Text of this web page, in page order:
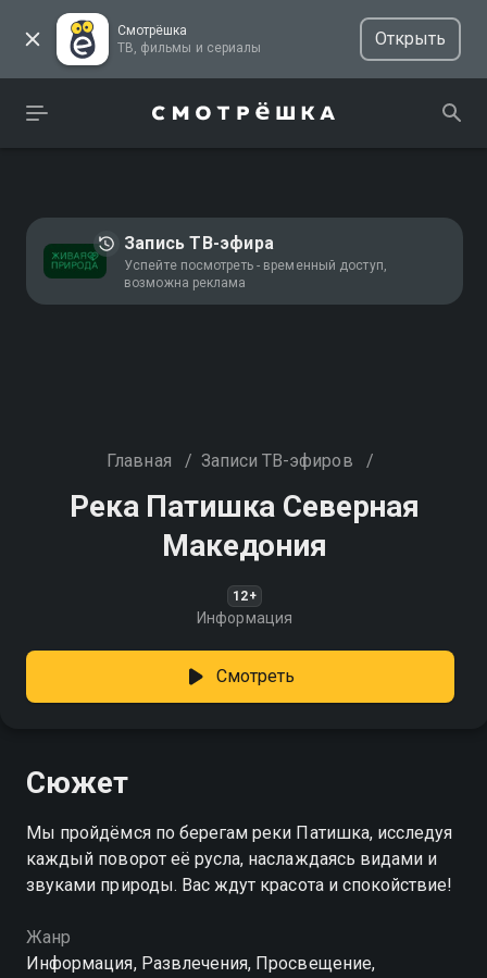
Смотрёшка
ТВ, фильмы и сериалы
Открыть
Запись ТВ-эфира
Успейте посмотреть - временный доступ,
возможна реклама
Главная / Записи ТВ-эфиров /
Река Патишка Северная
Македония
12+
Информация
Смотреть
Сюжет
Мы пройдёмся по берегам реки Патишка, исследуя
каждый поворот её русла, наслаждаясь видами и
звуками природы. Вас ждут красота и спокойствие!
Жанр
Информация, Развлечения, Просвещение,